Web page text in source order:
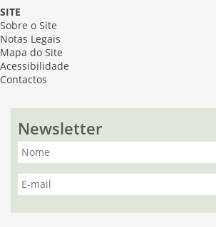
SITE
Sobre o Site
Notas Legais
Mapa do Site
Acessibilidade
Contactos
Newsletter